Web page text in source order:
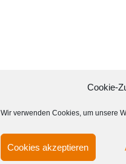
Cookie-
Wir verwenden Cookies, um unsere
Cookies akzeptieren